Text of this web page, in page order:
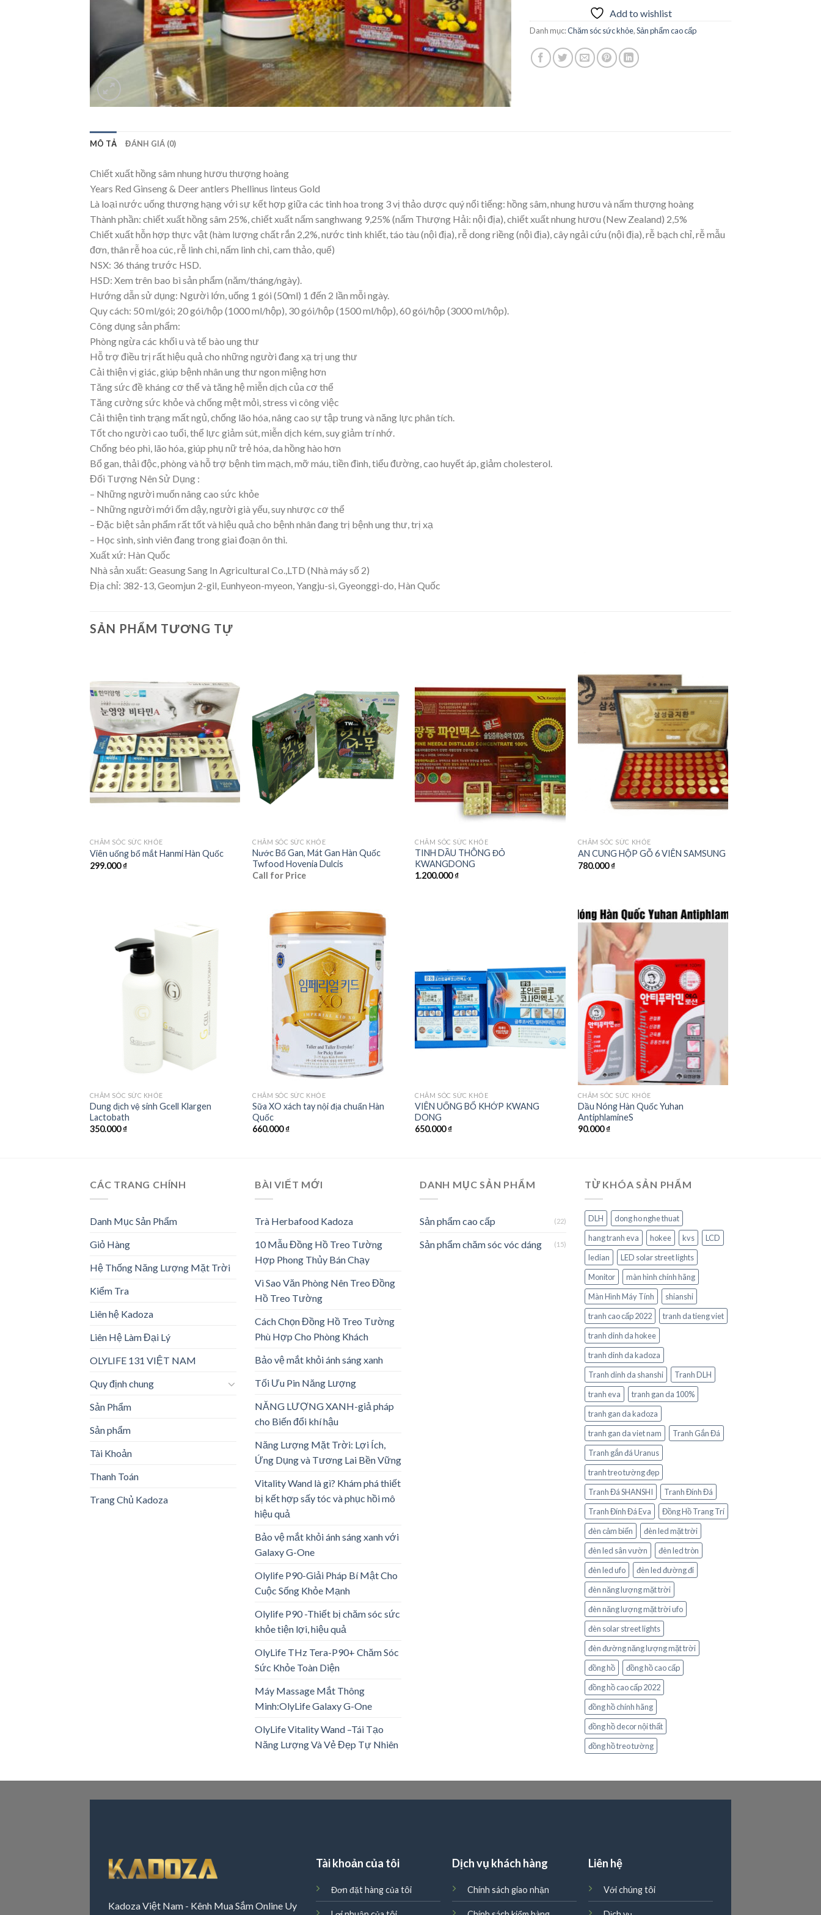
Add to wishlist
Danh mục:Chăm sóc sức khỏe,Sản phẩm cao cấp
MÔ TẢ ĐÁNH GIÁ (0)
Chiết xuất hồng sâm nhung hươu thượng hoàng
Years Red Ginseng & Deer antlers Phellinus linteus Gold
Là loại nước uống thượng hạng với sự kết hợp giữa các tinh hoa trong 3 vị thảo dược quý nổi tiếng: hồng sâm, nhung hươu và nấm thượng hoàng
Thành phần: chiết xuất hồng sâm 25%, chiết xuất nấm sanghwang 9,25% (nấm Thượng Hải: nội địa), chiết xuất nhung hươu (New Zealand) 2,5%
Chiết xuất hỗn hợp thực vật (hàm lượng chất rắn 2,2%, nước tinh khiết, táo tàu (nội địa), rễ dong riềng (nội địa), cây ngải cứu (nội địa), rễ bạch chỉ, rễ mẫu
đơn, thân rễ hoa cúc, rễ linh chi, nấm linh chi, cam thảo, quế)
NSX: 36 tháng trước HSD.
HSD: Xem trên bao bì sản phẩm (năm/tháng/ngày).
Hướng dẫn sử dụng: Người lớn, uống 1 gói (50ml) 1 đến 2 lần mỗi ngày.
Quy cách: 50 ml/gói; 20 gói/hộp (1000 ml/hộp), 30 gói/hộp (1500 ml/hộp), 60 gói/hộp (3000 ml/hộp).
Công dụng sản phẩm:
Phòng ngừa các khối u và tế bào ung thư
Hỗ trợ điều trị rất hiệu quả cho những người đang xạ trị ung thư
Cải thiện vị giác, giúp bệnh nhân ung thư ngon miệng hơn
Tăng sức đề kháng cơ thể và tăng hệ miễn dịch của cơ thể
Tăng cường sức khỏe và chống mệt mỏi, stress vì công việc
Cải thiện tình trạng mất ngủ, chống lão hóa, nâng cao sự tập trung và năng lực phân tích.
Tốt cho người cao tuổi, thể lực giảm sút, miễn dịch kém, suy giảm trí nhớ.
Chống béo phì, lão hóa, giúp phụ nữ trẻ hóa, da hồng hào hơn
Bổ gan, thải độc, phòng và hỗ trợ bệnh tim mạch, mỡ máu, tiền đình, tiểu đường, cao huyết áp, giảm cholesterol.
Đối Tượng Nên Sử Dụng :
– Những người muốn nâng cao sức khỏe
– Những người mới ốm dậy, người già yếu, suy nhược cơ thể
– Đặc biệt sản phẩm rất tốt và hiệu quả cho bệnh nhân đang trị bệnh ung thư, trị xạ
– Học sinh, sinh viên đang trong giai đoạn ôn thi.
Xuất xứ: Hàn Quốc
Nhà sản xuất: Geasung Sang In Agricultural Co.,LTD (Nhà máy số 2)
Địa chỉ: 382-13, Geomjun 2-gil, Eunhyeon-myeon, Yangju-si, Gyeonggi-do, Hàn Quốc
SẢN PHẨM TƯƠNG TỰ
Add to
wishlist
CHĂM SÓC SỨC KHỎE
Viên uống bổ mắt Hanmi Hàn Quốc
299.000₫
Add to
wishlist
CHĂM SÓC SỨC KHỎE
Nước Bổ Gan, Mát Gan Hàn Quốc
Twfood Hovenia Dulcis
Call for Price
Add to
wishlist
CHĂM SÓC SỨC KHỎE
TINH DẦU THÔNG ĐỎ
KWANGDONG
1.200.000₫
Add to
wishlist
CHĂM SÓC SỨC KHỎE
AN CUNG HỘP GỖ 6 VIÊN SAMSUNG
780.000₫
Add to
wishlist
CHĂM SÓC SỨC KHỎE
Dung dịch vệ sinh Gcell Klargen
Lactobath
350.000₫
Add to
wishlist
CHĂM SÓC SỨC KHỎE
Sữa XO xách tay nội địa chuẩn Hàn
Quốc
660.000₫
wishlist
CHĂM SÓC SỨC KHỎE
VIÊN UỐNG BỔ KHỚP KWANG
DONG
650.000₫
Add to
wishlist
CHĂM SÓC SỨC KHỎE
Dầu Nóng Hàn Quốc Yuhan
AntiphlamineS
90.000₫
CÁC TRANG CHÍNH
Danh Mục Sản Phẩm
Giỏ Hàng
Hệ Thống Năng Lượng Mặt Trời
Kiểm Tra
Liên hệ Kadoza
Liên Hệ Làm Đại Lý
OLYLIFE 131 VIỆT NAM
Quy định chung
Sản Phẩm
Sản phẩm
Tài Khoản
Thanh Toán
Trang Chủ Kadoza
BÀI VIẾT MỚI
Trà Herbafood Kadoza
10 Mẫu Đồng Hồ Treo Tường
Hợp Phong Thủy Bán Chạy
Vì Sao Văn Phòng Nên Treo Đồng
Hồ Treo Tường
Cách Chọn Đồng Hồ Treo Tường
Phù Hợp Cho Phòng Khách
Bảo vệ mắt khỏi ánh sáng xanh
Tối Ưu Pin Năng Lượng
NĂNG LƯỢNG XANH-giả pháp
cho Biến đổi khí hậu
Năng Lượng Mặt Trời: Lợi Ích,
Ứng Dụng và Tương Lai Bền Vững
Vitality Wand là gì? Khám phá thiết
bị kết hợp sấy tóc và phục hồi mô
hiệu quả
Bảo vệ mắt khỏi ánh sáng xanh với
Galaxy G-One
Olylife P90-Giải Pháp Bí Mật Cho
Cuộc Sống Khỏe Mạnh
Olylife P90 -Thiết bị chăm sóc sức
khỏe tiện lợi, hiệu quả
OlyLife THz Tera-P90+ Chăm Sóc
Sức Khỏe Toàn Diện
Máy Massage Mắt Thông
Minh:OlyLife Galaxy G-One
OlyLife Vitality Wand –Tái Tạo
Năng Lượng Và Vẻ Đẹp Tự Nhiên
DANH MỤC SẢN PHẨM
Sản phẩm cao cấp (22)
Sản phẩm chăm sóc vóc dáng (15)
TỪ KHÓA SẢN PHẨM
DLH
dong ho nghe thuat
hang tranh eva
hokee kvs
LCD
ledian
LED solar street lights
Monitor
màn hình chính hãng
Màn Hình Máy Tính
shianshi
tranh cao cấp 2022
tranh da tieng viet
tranh dinh da hokee
tranh dinh da kadoza
Tranh dinh da shanshi
Tranh DLH
tranh eva
tranh gan da 100%
tranh gan da kadoza
tranh gan da viet nam
Tranh Gắn Đá
Tranh gắn đá Uranus
tranh treo tường đẹp
Tranh Đá SHANSHI
Tranh Đính Đá
Tranh Đính Đá Eva
Đồng Hồ Trang Trí
đèn cảm biến
đèn led mặt trời
đèn led sân vườn
đèn led tròn
đèn led ufo
đèn led đường đi
đèn năng lượng mặt trời
đèn năng lượng mặt trời ufo
đèn solar street lights
đèn đường năng lượng mặt trời
đồng hồ
đồng hồ cao cấp
đồng hồ cao cấp 2022
đồng hồ chính hãng
đồng hồ decor nội thất
đồng hồ treo tường
Kadoza Việt Nam - Kênh Mua Sắm Online Uy
Tài khoản của tôi
Đơn đặt hàng của tôi
Dịch vụ khách hàng
Chính sách giao nhận
Liên hệ
Với chúng tôi